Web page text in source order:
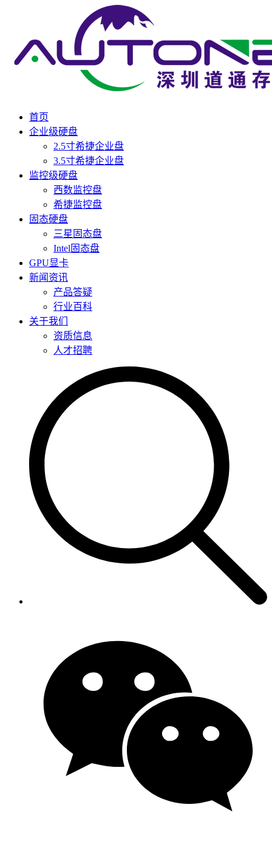
首页
企业级硬盘
2.5寸希捷企业盘
3.5寸希捷企业盘
监控级硬盘
西数监控盘
希捷监控盘
固态硬盘
三星固态盘
Intel固态盘
GPU显卡
新闻资讯
产品答疑
行业百科
关于我们
资质信息
人才招聘